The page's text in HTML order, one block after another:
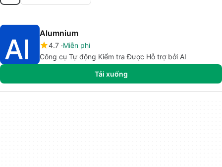
Alumnium
4.7 Miễn phí
Công cụ Tự động Kiểm tra Được Hỗ trợ bởi AI
Tải xuống